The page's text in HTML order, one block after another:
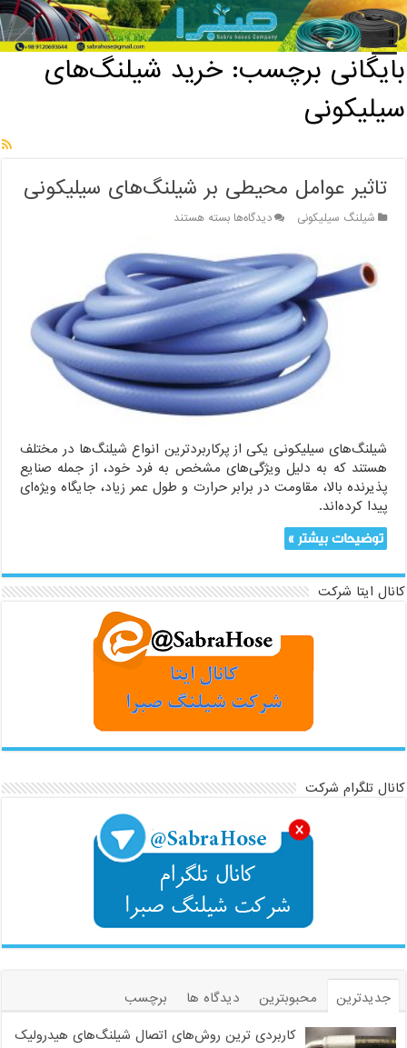
خانه / بایگانی برچسب: خرید شیلنگ‌های سیلیکونی
بایگانی برچسب:خرید شیلنگ‌های
سیلیکونی
تاثیر عوامل محیطی بر شیلنگ‌های سیلیکونی
شیلنگ سیلیکونی دیدگاه‌هابرای
محیطی
بر
شیلنگ‌های
سیلیکونی
بسته هستند
شیلنگ‌های سیلیکونی یکی از پرکاربردترین انواع شیلنگ‌ها در مختلف
هستند که به دلیل ویژگی‌های مشخص به فرد خود، از جمله صنایع
پذیرنده بالا، مقاومت در برابر حرارت و طول عمر زیاد، جایگاه ویژه‌ای
پیدا کرده‌اند.
توضیحات بیشتر »
کانال ایتا شرکت
کانال تلگرام شرکت
جدیدترین محبوبترین دیدگاه ها
برچسب
کاربردی ترین روش‌های اتصال شیلنگ‌های هیدرولیک